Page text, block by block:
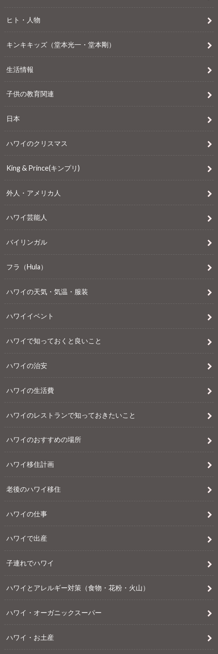
ヒト・人物
キンキキッズ（堂本光一・堂本剛）
生活情報
子供の教育関連
日本
ハワイのクリスマス
King & Prince(キンプリ)
外人・アメリカ人
ハワイ芸能人
バイリンガル
フラ（Hula）
ハワイの天気・気温・服装
ハワイイベント
ハワイで知っておくと良いこと
ハワイの治安
ハワイの生活費
ハワイのレストランで知っておきたいこと
ハワイのおすすめの場所
ハワイ移住計画
老後のハワイ移住
ハワイの仕事
ハワイで出産
子連れでハワイ
ハワイとアレルギー対策（食物・花粉・火山）
ハワイ・オーガニックスーパー
ハワイ・お土産